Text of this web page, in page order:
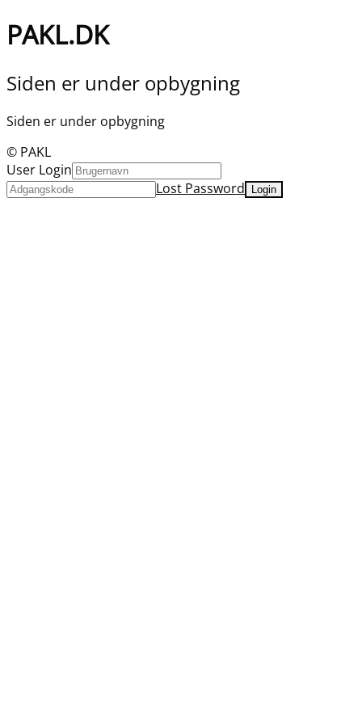
PAKL.DK
Siden er under opbygning
Siden er under opbygning
© PAKL
User Login
Lost Password